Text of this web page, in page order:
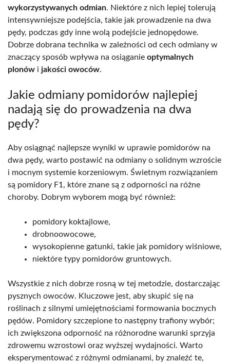
wykorzystywanych odmian. Niektóre z nich lepiej tolerują
intensywniejsze podejścia, takie jak prowadzenie na dwa
pędy, podczas gdy inne wolą podejście jednopędowe.
Dobrze dobrana technika w zależności od cech odmiany w
znaczący sposób wpływa na osiąganie optymalnych
plonów i jakości owoców.
Jakie odmiany pomidorów najlepiej
nadają się do prowadzenia na dwa
pędy?
Aby osiągnąć najlepsze wyniki w uprawie pomidorów na
dwa pędy, warto postawić na odmiany o solidnym wzroście
i mocnym systemie korzeniowym. Świetnym rozwiązaniem
są pomidory F1, które znane są z odporności na różne
choroby. Dobrym wyborem mogą być również:
pomidory koktajlowe,
drobnoowocowe,
wysokopienne gatunki, takie jak pomidory wiśniowe,
niektóre typy pomidorów gruntowych.
Wszystkie z nich dobrze rosną w tej metodzie, dostarczając
pysznych owoców. Kluczowe jest, aby skupić się na
roślinach z silnymi umiejętnościami formowania bocznych
pędów. Pomidory szczepione to następny trafiony wybór;
ich zwiększona odporność na różnorodne warunki sprzyja
zdrowemu wzrostowi oraz wyższej wydajności. Warto
eksperymentować z różnymi odmianami, by znaleźć te,